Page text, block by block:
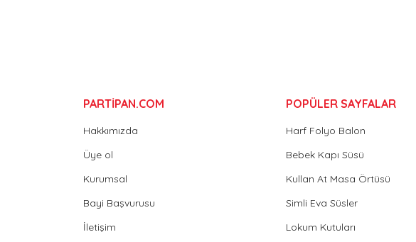
PARTİPAN.COM
Hakkımızda
Üye ol
Kurumsal
Bayi Başvurusu
İletişim
POPÜLER SAYFALAR
Harf Folyo Balon
Bebek Kapı Süsü
Kullan At Masa Örtüsü
Simli Eva Süsler
Lokum Kutuları